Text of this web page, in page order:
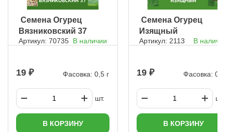
индивидуальные стаканы: Заполните их увлажнённой
почвосмесью с раствором удобрения («Идеал», «Агрикола»).
Разложите прогретые семена на поверхность, присыпьте
слоем 1–1,5 см грунта. Опрыскайте теплой водой (не
поливайте, чтобы не заглубить семена). Накройте плёнкой.
подсветка для предотвращения вытягивания. Подкормки: 1-я:
удобрение («Фертика Люкс», «Агрикола»). 3-я (при слабом
росте): навозная жижа (1:20) или сульфат аммония.
Обработки: каждые 15 дней опрыскивайте «Эпином», через 3–
4 дня – «Цирконом» для снижения стресса при пересадке.
Подготовка к высадке в грунт За 3–4 дня до пересадки
пролейте рассаду системным инсектицидом («Актара»,
ㅤ Семена Огурец
Вязниковский 37
Артикул: 70735 В наличии
19 Фасовка: 0,5 г
шт.
В КОРЗИНУ
ㅤ Семена Огурец
Изящный
Артикул: 2113 В
19 Фасовка: 0,5
шт.
В КОРЗИНУ